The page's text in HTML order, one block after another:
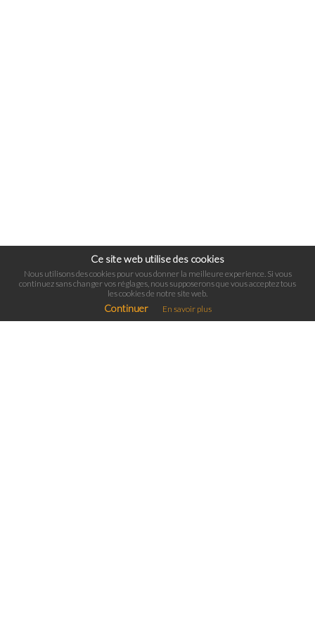
Ce site web utilise des cookies
Nous utilisons des cookies pour vous donner la meilleure experience. Si vous
continuez sans changer vos réglages, nous supposerons que vous acceptez tous
les cookies de notre site web.
Continuer En savoir plus